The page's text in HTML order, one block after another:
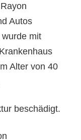
Autos
mit
Alter von 40
beschädigt.